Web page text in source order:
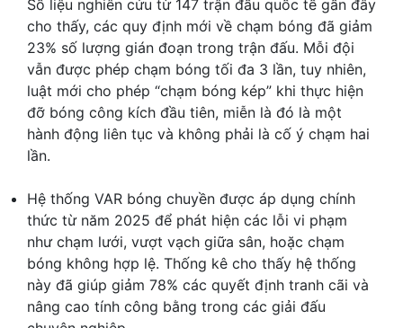
Số liệu nghiên cứu từ 147 trận đấu quốc tế gần đây
cho thấy, các quy định mới về chạm bóng đã giảm
23% số lượng gián đoạn trong trận đấu. Mỗi đội
vẫn được phép chạm bóng tối đa 3 lần, tuy nhiên,
luật mới cho phép “chạm bóng kép” khi thực hiện
đỡ bóng công kích đầu tiên, miễn là đó là một
hành động liên tục và không phải là cố ý chạm hai
lần.
Hệ thống VAR bóng chuyền được áp dụng chính
thức từ năm 2025 để phát hiện các lỗi vi phạm
như chạm lưới, vượt vạch giữa sân, hoặc chạm
bóng không hợp lệ. Thống kê cho thấy hệ thống
này đã giúp giảm 78% các quyết định tranh cãi và
nâng cao tính công bằng trong các giải đấu